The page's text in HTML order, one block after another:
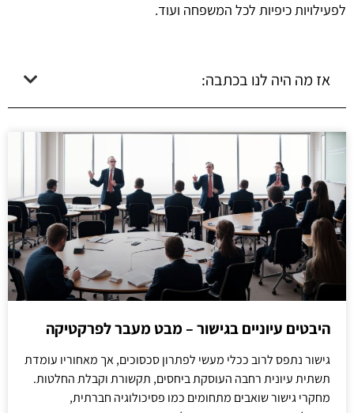
לפעילויות כיפיות לכל המשפחה ועוד.
אז מה היה לנו בכתבה:
היבטים עיוניים בגישור – מבט מעבר לפרקטיקה
גישור נתפס לרוב ככלי מעשי לפתרון סכסוכים, אך מאחוריו עומדת
תשתית עיונית רחבה העוסקת ביחסים, תקשורת וקבלת החלטות.
מחקרי גישור שואבים מתחומים כמו פסיכולוגיה חברתית,